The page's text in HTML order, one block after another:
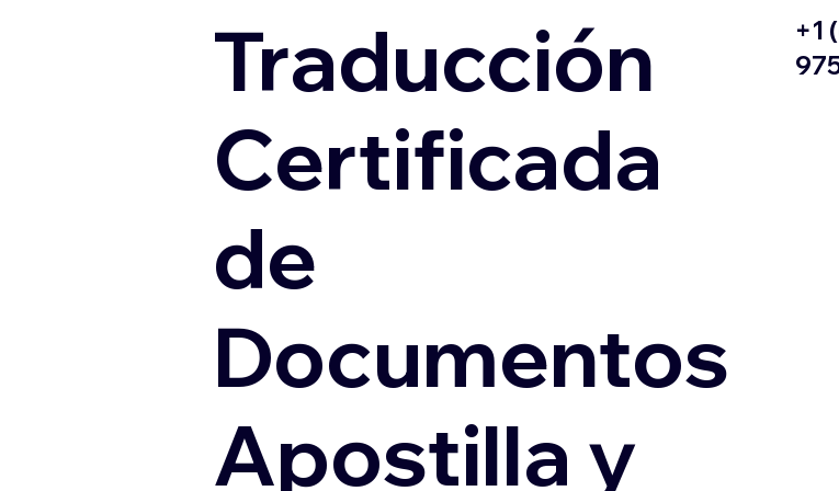
Traducción
Certificada
de
Documentos
Apostilla y
+1